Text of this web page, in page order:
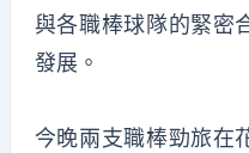
與各職棒球隊的緊密
發展。
今晚兩支職棒勁旅在